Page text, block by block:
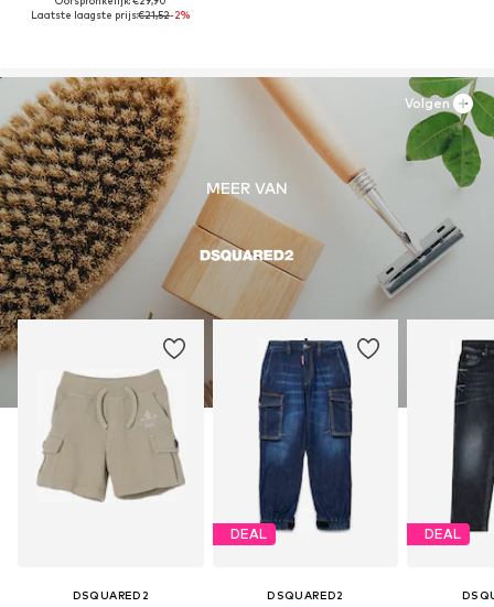
Laatste laagste prijs:€21,52-2%
MEER VAN
DSQUARED2
DEAL
DSQUARED2
DEAL
Volgen